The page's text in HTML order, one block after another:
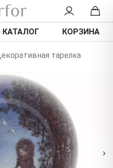
КОРЗИНА
тарелка
›